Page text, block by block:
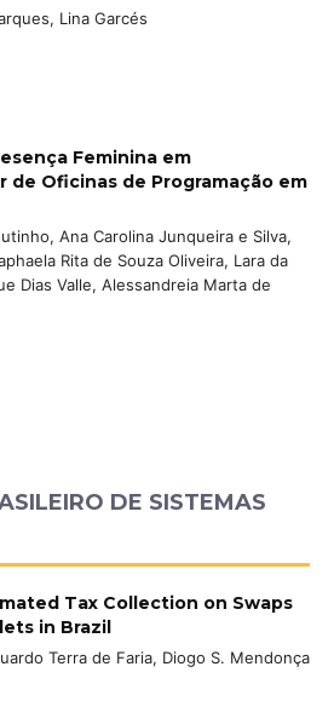
Lina Garcés
Feminina em
de Oficinas de Programação em
Ana Carolina Junqueira e Silva,
Rita de Souza Oliveira, Lara da
Dias Valle, Alessandreia Marta de
DE SISTEMAS
Tax Collection on Swaps
in Brazil
Terra de Faria, Diogo S. Mendonça